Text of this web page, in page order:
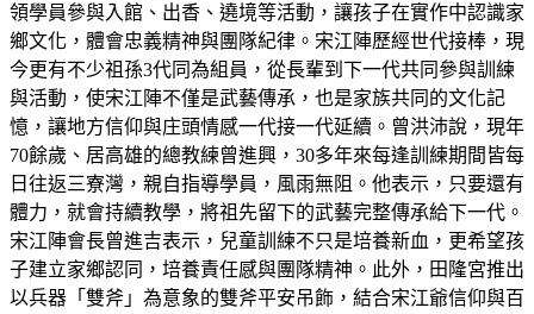
領學員參與入館、出香、遶境等活動，讓孩子在實作中認識家
鄉文化，體會忠義精神與團隊紀律。宋江陣歷經世代接棒，現
今更有不少祖孫3代同為組員，從長輩到下一代共同參與訓練
與活動，使宋江陣不僅是武藝傳承，也是家族共同的文化記
憶，讓地方信仰與庄頭情感一代接一代延續。曾洪沛說，現年
70餘歲、居高雄的總教練曾進興，30多年來每逢訓練期間皆每
日往返三寮灣，親自指導學員，風雨無阻。他表示，只要還有
體力，就會持續教學，將祖先留下的武藝完整傳承給下一代。
宋江陣會長曾進吉表示，兒童訓練不只是培養新血，更希望孩
子建立家鄉認同，培養責任感與團隊精神。此外，田隆宮推出
以兵器「雙斧」為意象的雙斧平安吊飾，結合宋江爺信仰與百